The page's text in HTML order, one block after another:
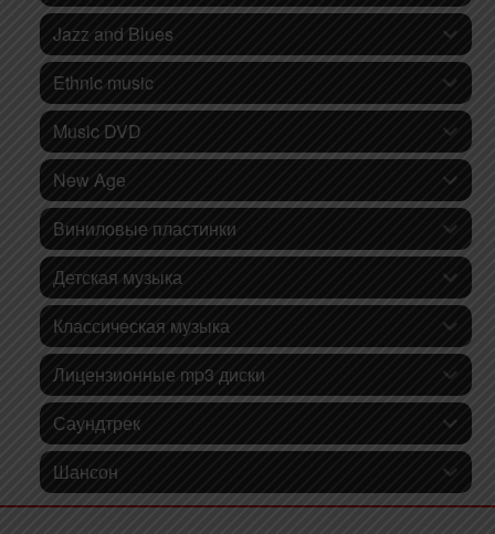
Jazz and Blues
Ethnic music
Music DVD
New Age
Виниловые пластинки
Детская музыка
Классическая музыка
Лицензионные mp3 диски
Саундтрек
Шансон